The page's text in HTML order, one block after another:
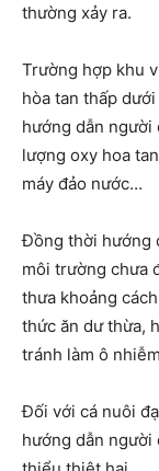
thường xảy ra.
Trường hợp khu
hòa tan thấp
hướng dẫn người
lượng oxy hoa
máy đảo nước…
Đồng thời hướng
môi trường chưa
thưa khoảng
thức ăn dư thừa,
tránh làm ô
Đối với cá nuôi
hướng dẫn người